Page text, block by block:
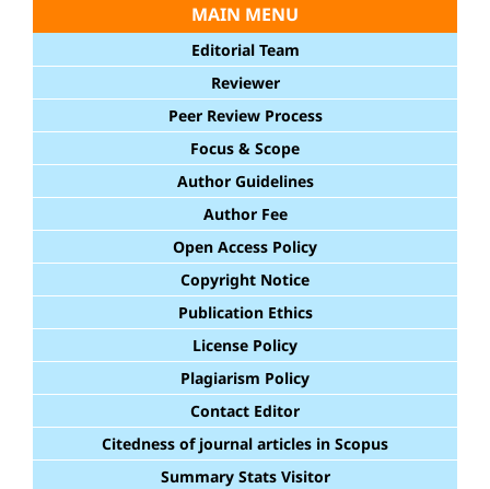
MAIN MENU
Editorial Team
Reviewer
Peer Review Process
Focus & Scope
Author Guidelines
Author Fee
Open Access Policy
Copyright Notice
Publication Ethics
License Policy
Plagiarism Policy
Contact Editor
Citedness of journal articles in Scopus
Summary Stats Visitor